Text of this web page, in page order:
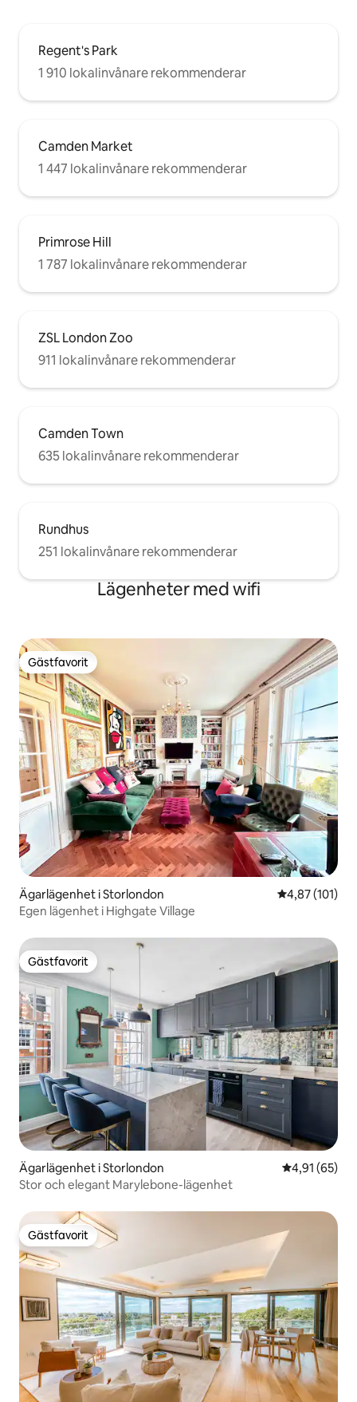
Regent's Park
1 910 lokalinvånare rekommenderar
Camden Market
1 447 lokalinvånare rekommenderar
Primrose Hill
1 787 lokalinvånare rekommenderar
ZSL London Zoo
911 lokalinvånare rekommenderar
Camden Town
635 lokalinvånare rekommenderar
Rundhus
251 lokalinvånare rekommenderar
Lägenheter med wifi
Gästfavorit
Gästfavorit
Ägarlägenhet i Storlondon 4,87 av 5 i
4,87 (101)
Egen lägenhet i Highgate Village
Gästfavorit
Gästfavorit
Ägarlägenhet i Storlondon 4,91 av 5 i
4,91 (65)
Stor och elegant Marylebone-lägenhet
Gästfavorit
Gästfavorit